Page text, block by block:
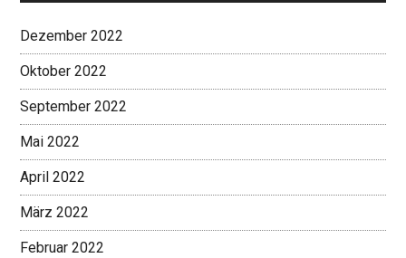
Dezember 2022
Oktober 2022
September 2022
Mai 2022
April 2022
März 2022
Februar 2022